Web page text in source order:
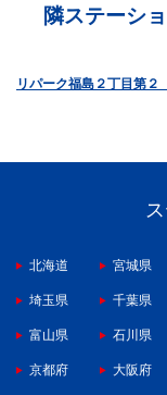
隣ステーシ
リパーク福島２丁目第２
北海道 宮城県
埼玉県 千葉県
富山県 石川県
京都府 大阪府